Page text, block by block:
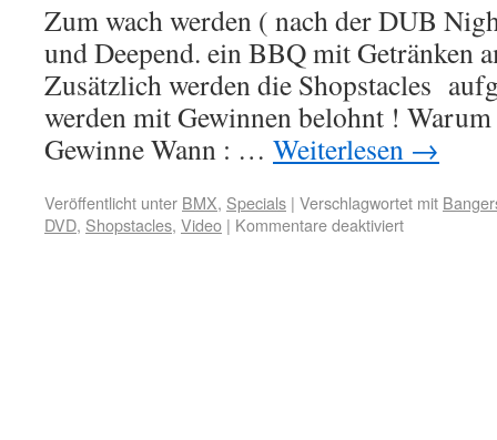
Zum wach werden ( nach der DUB
und Deepend. ein BBQ mit Getränken
Zusätzlich werden die Shopstacles
werden mit Gewinnen belohnt !
Gewinne Wann : … Weiterlesen →
Veröffentlicht unter BMX, Specials | Verschlagwortet mit
DVD, Shopstacles, Video | Kommentare deaktiviert